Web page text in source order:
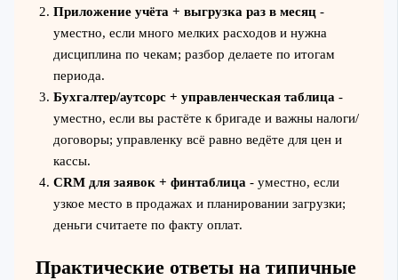
Приложение учёта + выгрузка раз в месяц-
уместно, если много мелких расходов и нужна
дисциплина по чекам; разбор делаете по итогам
периода.
Бухгалтер/аутсорс + управленческая таблица -
уместно, если вы растёте к бригаде и важны налоги/
договоры; управленку всё равно ведёте для цен и
кассы.
CRM для заявок + финтаблица - уместно, если
узкое место в продажах и планировании загрузки;
деньги считаете по факту оплат.
Практические ответы на типичные